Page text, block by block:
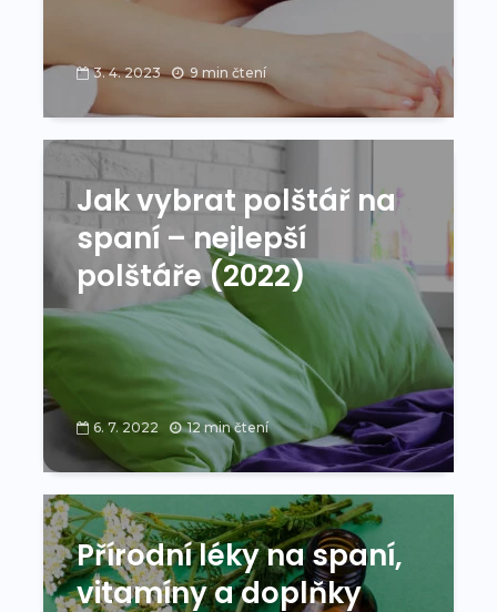
3. 4. 2023 9 min čtení
Jak vybrat polštář na
spaní – nejlepší
polštáře (2022)
6. 7. 2022 12 min čtení
Přírodní léky na spaní,
vitamíny a doplňky